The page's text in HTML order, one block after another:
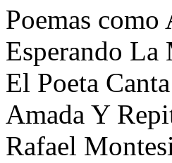
Poemas
Esperando
El Poeta
Amada Y
Rafael